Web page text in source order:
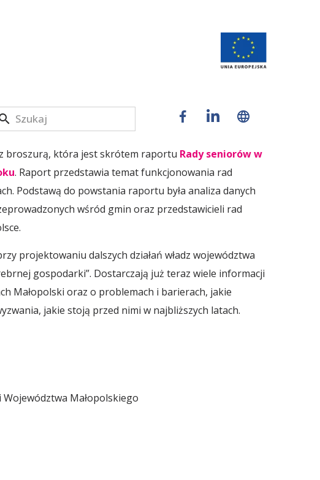
broszurą, która jest skrótem raportu Rady seniorów w
. Raport przedstawia temat funkcjonowania rad
Podstawą do powstania raportu była analiza danych
wśród gmin oraz przedstawicieli rad
projektowaniu dalszych działań władz województwa
gospodarki”. Dostarczają już teraz wiele informacji
Małopolski oraz o problemach i barierach, jakie
jakie stoją przed nimi w najbliższych latach.
Województwa Małopolskiego